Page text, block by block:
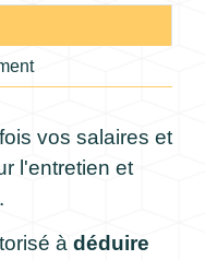
vos salaires et
l'entretien et
à déduire